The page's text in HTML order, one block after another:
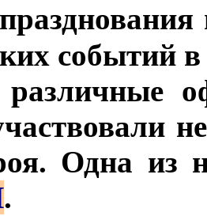
событий
различные
Одна из
.